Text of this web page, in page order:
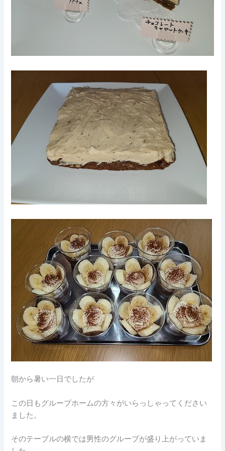
朝から暑い一日でしたが
この日もグループホームの方々がいらっしゃってください
ました。
そのテーブルの横では男性のグループが盛り上がっていま